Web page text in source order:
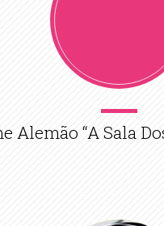
Alemão “A Sala